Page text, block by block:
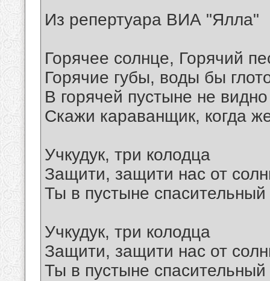
Из репертуара ВИА "Ялла"
Горячее солнце, Горячий
Горячие губы, воды бы
В горячей пустыне не
Скажи караванщик, когда
Учкудук, три колодца
Защити, защити нас от
Ты в пустыне спасительный
Учкудук, три колодца
Защити, защити нас от
Ты в пустыне спасительный